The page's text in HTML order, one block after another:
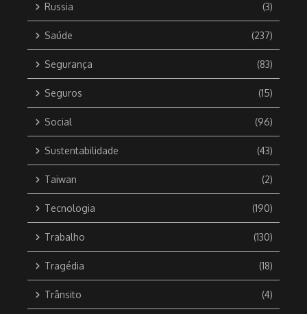
Russia (3)
Saúde (237)
Segurança (83)
Seguros (15)
Social (96)
Sustentabilidade (43)
Taiwan (2)
Tecnologia (190)
Trabalho (130)
Tragédia (18)
Trânsito (4)